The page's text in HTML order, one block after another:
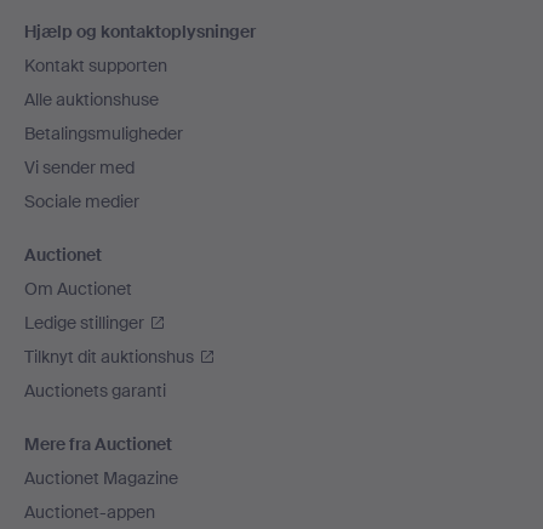
Hjælp og kontaktoplysninger
Kontakt supporten
Alle auktionshuse
Betalingsmuligheder
Vi sender med
Sociale medier
Auctionet
Om Auctionet
Ledige stillinger
Tilknyt dit auktionshus
Auctionets garanti
Mere fra Auctionet
Auctionet Magazine
Auctionet-appen